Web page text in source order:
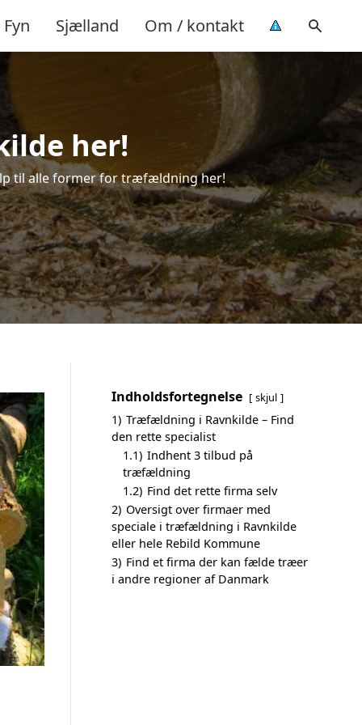
Fyn Sjælland Om / kontakt
her!
til alle former for træfældning her!
Indholdsfortegnelse skjul
1) Træfældning i Ravnkilde – Find
den rette specialist
1.1) Indhent 3 tilbud på
træfældning
1.2) Find det rette firma selv
2) Oversigt over firmaer med
speciale i træfældning i Ravnkilde
eller hele Rebild Kommune
3) Find et firma der kan fælde træer
i andre regioner af Danmark